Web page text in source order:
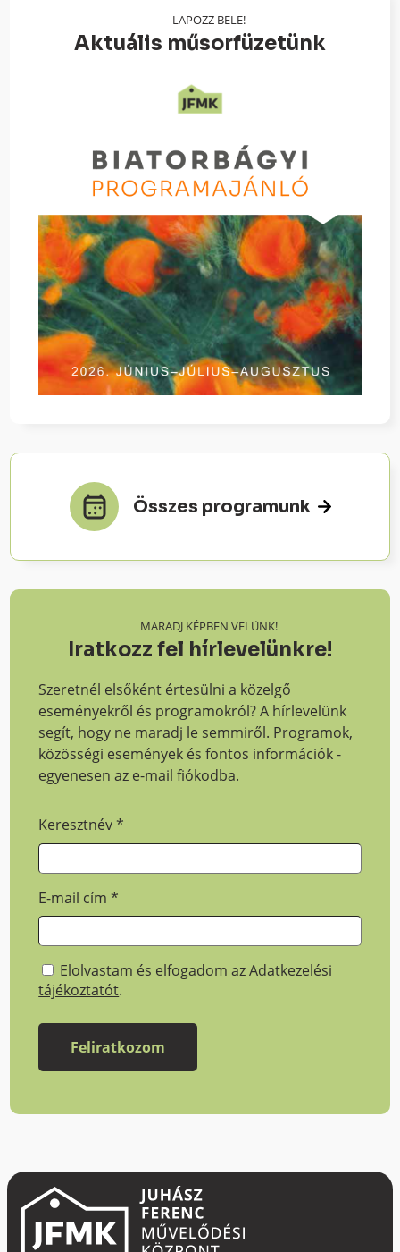
LAPOZZ BELE!
Aktuális műsorfüzetünk
Összes programunk
MARADJ KÉPBEN VELÜNK!
Iratkozz fel hírlevelünkre!
Szeretnél elsőként értesülni a közelgő
eseményekről és programokról? A hírlevelünk
segít, hogy ne maradj le semmiről. Programok,
közösségi események és fontos információk -
egyenesen az e-mail fiókodba.
Keresztnév*
E-mail cím*
Elolvastam és elfogadom azAdatkezelési
tájékoztatót.